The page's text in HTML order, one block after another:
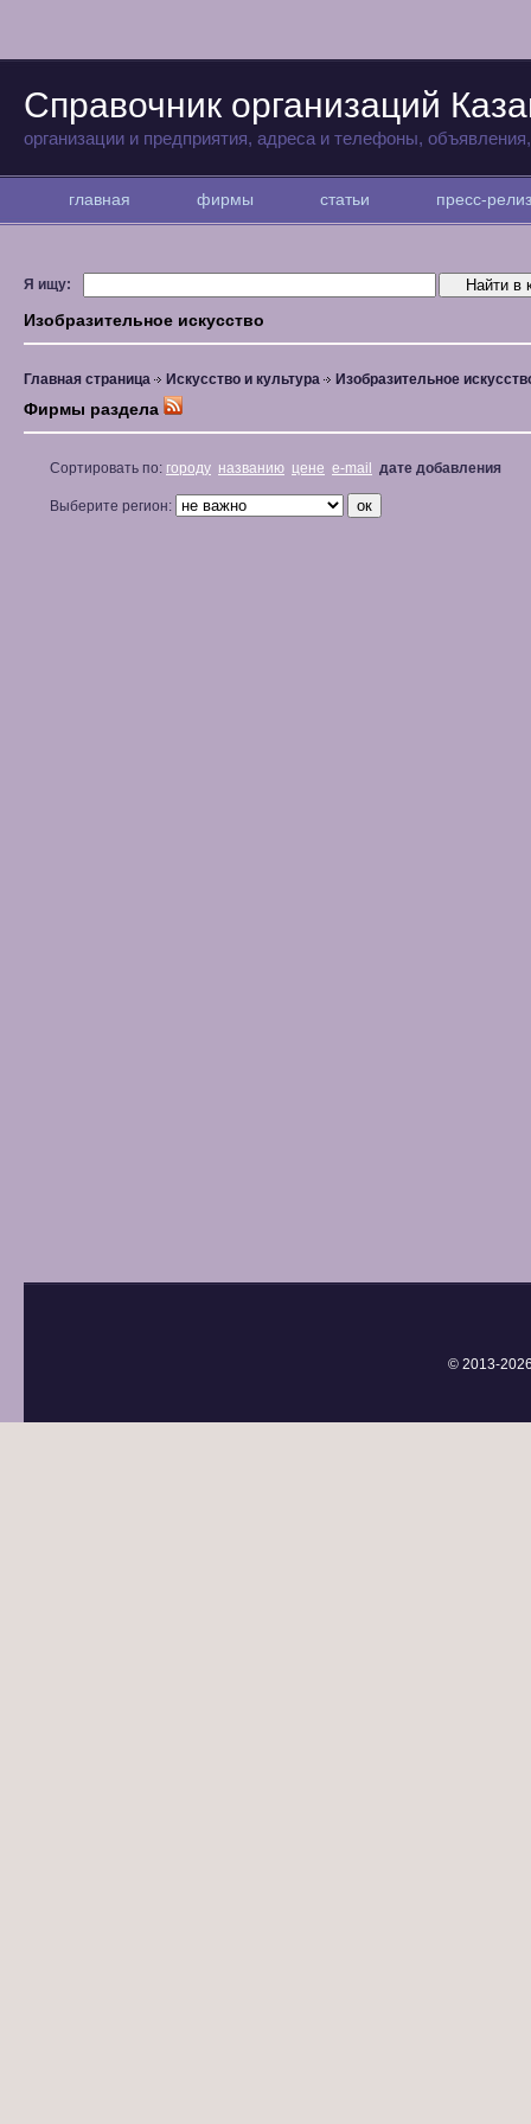
Справочник организаций
организации и предприятия, адреса и телефоны,
главная фирмы статьи пресс-
Я ищу:
Изобразительное искусство
Главная страница Искусство и культура Изобразительное
Фирмы раздела
Сортировать по: городу названию цене e-mail дате добавления
Выберите регион:
© 2013-